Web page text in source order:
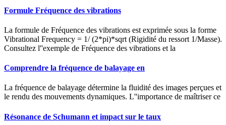
Formule Fréquence des vibrations
La formule de Fréquence des vibrations est exprimée sous la forme
Vibrational Frequency = 1/ (2*pi)*sqrt (Rigidité du ressort 1/Masse).
Consultez l''exemple de Fréquence des vibrations et la
Comprendre la fréquence de balayage en
La fréquence de balayage détermine la fluidité des images perçues et
le rendu des mouvements dynamiques. L''importance de maîtriser ce
Résonance de Schumann et impact sur le taux